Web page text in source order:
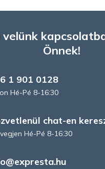
velünk
Önnek!
1 901 0128
Hé-Pé 8-16:30
chat-en
Hé-Pé 8-16:30